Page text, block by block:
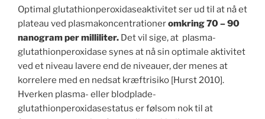
Optimal glutathionperoxidaseaktivitet ser ud til at nå et
plateau ved plasmakoncentrationeromkring 70 – 90
nanogram per milliliter. Det vil sige, at plasma-
glutathionperoxidase synes at nå sin optimale aktivitet
ved et niveau lavere end de niveauer, der menes at
korrelere med en nedsat kræftrisiko [Hurst 2010].
Hverken plasma- eller blodplade-
glutathionperoxidasestatus er følsom nok til at